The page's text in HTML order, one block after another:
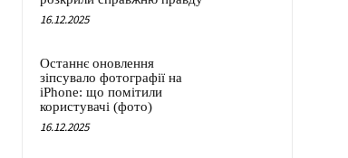
16.12.2025
Останнє оновлення
зіпсувало фотографії на
iPhone: що помітили
користувачі (фото)
16.12.2025